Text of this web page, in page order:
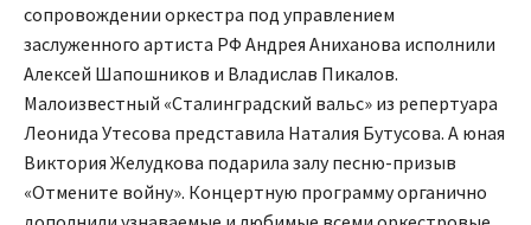
сопровождении оркестра под управлением
заслуженного артиста РФ Андрея Аниханова исполнили
Алексей Шапошников и Владислав Пикалов.
Малоизвестный «Сталинградский вальс» из репертуара
Леонида Утесова представила Наталия Бутусова. А юная
Виктория Желудкова подарила залу песню-призыв
«Отмените войну». Концертную программу органично